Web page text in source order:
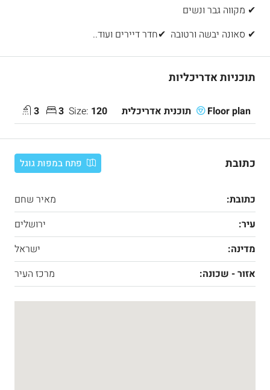
✔ מקווה גבר ונשים
✔ סאונה יבשה ורטובה ✔חדר דיירים ועוד..
תוכניות אדריכליות
Floor plan תוכנית אדריכלית Size: 120
3
3
כתובת פתח במפות גוגל
כתובת:
מאיר שחם
עיר:
ירושלים
מדינה:
ישראל
אזור - שכונה:
מרכז העיר